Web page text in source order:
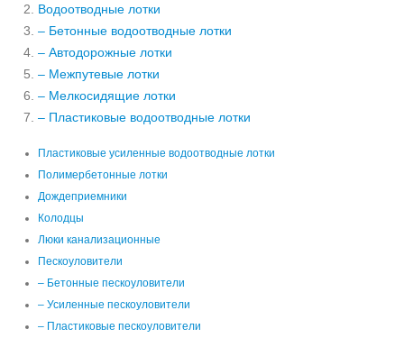
Водоотводные лотки
– Бетонные водоотводные лотки
– Автодорожные лотки
– Межпутевые лотки
– Мелкосидящие лотки
– Пластиковые водоотводные лотки
Пластиковые усиленные водоотводные лотки
Полимербетонные лотки
Дождеприемники
Колодцы
Люки канализационные
Пескоуловители
– Бетонные пескоуловители
– Усиленные пескоуловители
– Пластиковые пескоуловители